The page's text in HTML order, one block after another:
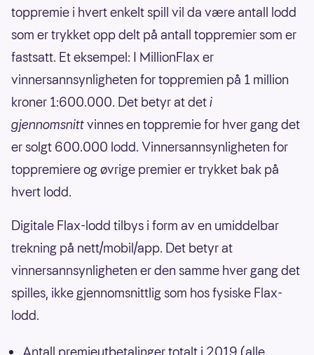
toppremie i hvert enkelt spill vil da være antall lodd
som er trykket opp delt på antall toppremier som er
fastsatt. Et eksempel: I MillionFlax er
vinnersannsynligheten for toppremien på 1 million
kroner 1:600.000. Det betyr at deti
gjennomsnittvinnes en toppremie for hver gang det
er solgt 600.000 lodd. Vinnersannsynligheten for
toppremiere og øvrige premier er trykket bak på
hvert lodd.
Digitale Flax-lodd tilbys i form av en umiddelbar
trekning på nett/mobil/app. Det betyr at
vinnersannsynligheten er den samme hver gang det
spilles, ikke gjennomsnittlig som hos fysiske Flax-
lodd.